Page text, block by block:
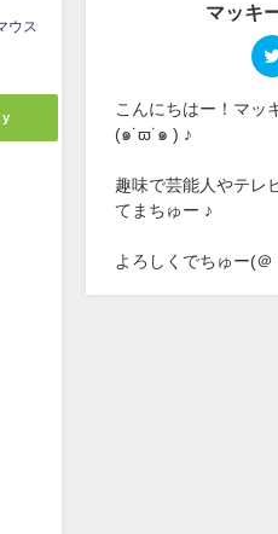
ウス
マッキ
こんにちはー！マッ
(๑˙ϖ˙๑ ) ♪
趣味で芸能人やテレ
てまちゅー ♪
よろしくでちゅー(